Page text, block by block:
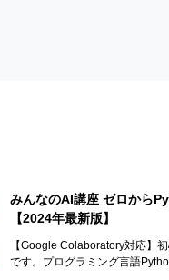
みんなのAI講座 ゼロから
【2024年最新版】
【Google Colaboratory対応】
です。プログラミング言語